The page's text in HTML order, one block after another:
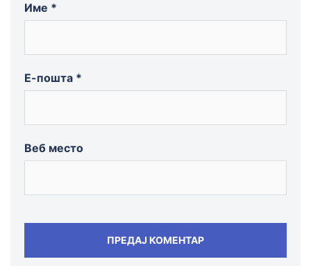
Име *
Е-пошта *
Веб место